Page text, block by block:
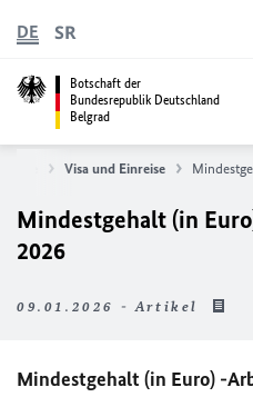
Botschaft der
Bundesrepublik Deutschland
Belgrad
DE SR
Visa und Einreise
Mindestgehalt (in
2026
09.01.2026 - Artikel
Mindestgehalt (in Euro) -